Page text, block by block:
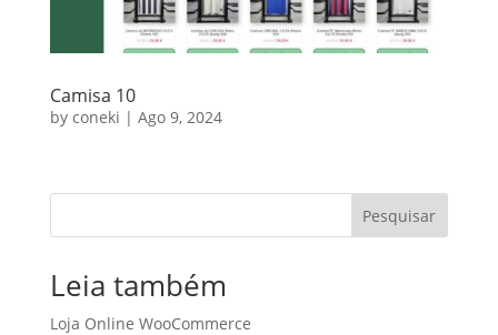
Camisa 10
by coneki | Ago 9, 2024
Pesquisar
Leia também
Loja Online WooCommerce